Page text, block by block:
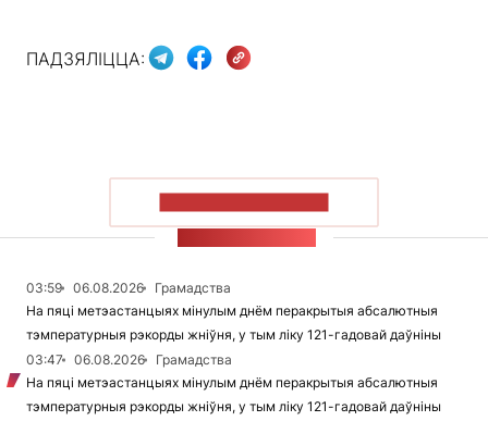
ПАДЗЯЛІЦЦА:
03:59 06.08.2026
Грамадства
На пяці метэастанцыях мінулым днём перакрытыя абсалютныя
тэмпературныя рэкорды жніўня, у тым ліку 121-гадовай даўніны
03:47
06.08.2026
Грамадства
На пяці метэастанцыях мінулым днём перакрытыя абсалютныя
тэмпературныя рэкорды жніўня, у тым ліку 121-гадовай даўніны